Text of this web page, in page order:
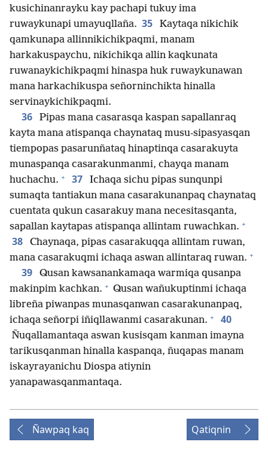
kusichinanrayku kay pachapi tukuy ima
ruwaykunapi umayuqllaña. 35
Kaytaqa nikichik
qamkunapa allinnikichikpaqmi, manam
harkakuspaychu, nikichikqa allin kaqkunata
ruwanaykichikpaqmi hinaspa huk ruwaykunawan
mana harkachikuspa señorninchikta hinalla
servinaykichikpaqmi.
36
Pipas mana casarasqa kaspan sapallanraq
kayta mana atispanqa chaynataq musu-sipasyasqan
tiempopas pasarunñataq hinaptinqa casarakuyta
munaspanqa casarakunmanmi, chayqa manam
huchachu. + 37
Ichaqa sichu pipas sunqunpi
sumaqta tantiakun mana casarakunanpaq chaynataq
cuentata qukun casarakuy mana necesitasqanta,
sapallan kaytapas atispanqa allintam ruwachkan. +
38
Chaynaqa, pipas casarakuqqa allintam ruwan,
mana casarakuqmi ichaqa aswan allintaraq ruwan. +
39
Qusan kawsanankamaqa warmiqa qusanpa
makinpim kachkan. + Qusan wañukuptinmi ichaqa
libreña piwanpas munasqanwan casarakunanpaq,
ichaqa señorpi iñiqllawanmi casarakunan. + 40
Ñuqallamantaqa aswan kusisqam kanman imayna
tarikusqanman hinalla kaspanqa, ñuqapas manam
iskayrayanichu Diospa atiynin
yanapawasqanmantaqa.
Ñawpaq kaq Qatiqnin